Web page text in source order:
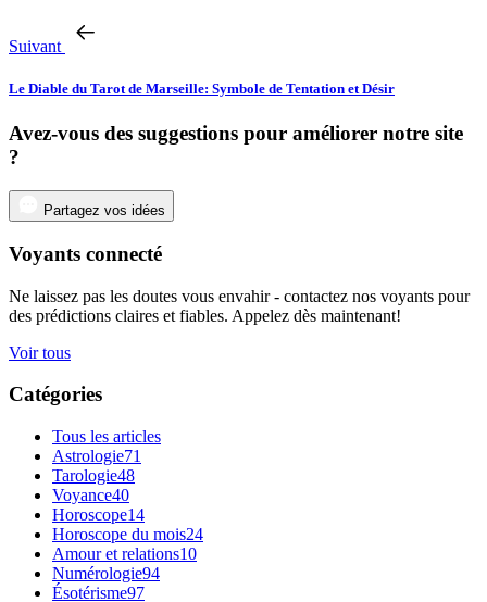
Suivant
Le Diable du Tarot de Marseille: Symbole de Tentation et Désir
Avez-vous des suggestions pour améliorer notre site
?
Partagez vos idées
Voyants connecté
Ne laissez pas les doutes vous envahir - contactez nos voyants pour
des prédictions claires et fiables. Appelez dès maintenant!
Voir tous
Catégories
Tous les articles
Astrologie71
Tarologie48
Voyance40
Horoscope14
Horoscope du mois24
Amour et relations10
Numérologie94
Ésotérisme97